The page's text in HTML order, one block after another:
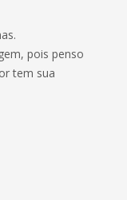
pois penso
tem sua